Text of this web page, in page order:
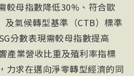
較母指數降低30%、符合歐
及氣候轉型基準（CTB）標準
分數表現需較母指數提高
產業營收比重及殖利率指標
力求在邁向淨零轉型經濟的同